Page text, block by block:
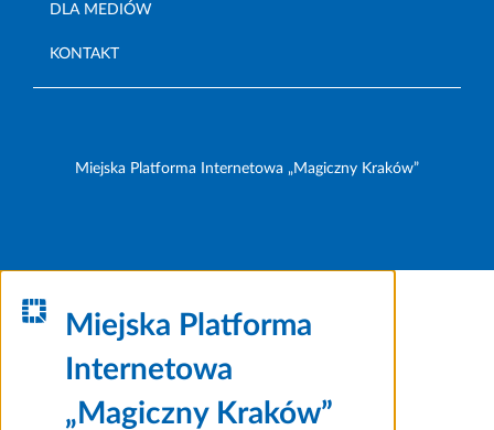
DLA MEDIÓW
KONTAKT
Miejska Platforma Internetowa „Magiczny Kraków”
Miejska Platforma
Internetowa
„Magiczny Kraków”